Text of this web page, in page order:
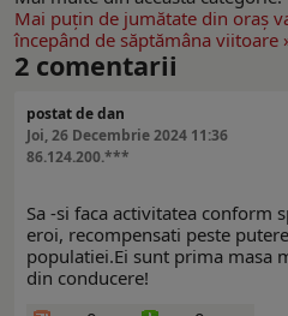
Mai puţin de jumătate din oraş
începând de săptămâna viitoare
2 comentarii
postat de dan
Joi, 26 Decembrie 2024 11:36
86.124.200.***
Sa -si faca activitatea conform
eroi, recompensati peste
populatiei.Ei sunt prima masa
din conducere!